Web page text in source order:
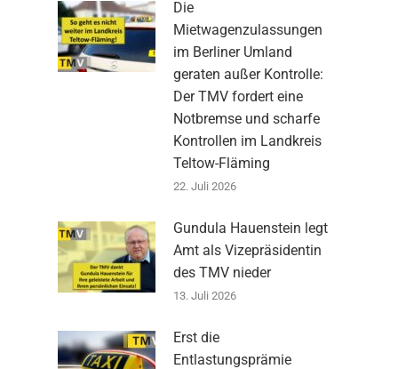
Die
Mietwagenzulassungen
im Berliner Umland
geraten außer Kontrolle:
Der TMV fordert eine
Notbremse und scharfe
Kontrollen im Landkreis
Teltow-Fläming
22. Juli 2026
Gundula Hauenstein legt
Amt als Vizepräsidentin
des TMV nieder
13. Juli 2026
Erst die
Entlastungsprämie